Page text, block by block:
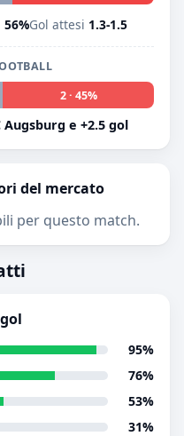
56%Gol attesi 1.3-1.5
2 · 45%
Augsburg e +2.5 gol
del mercato
per questo match.
95%
76%
53%
31%